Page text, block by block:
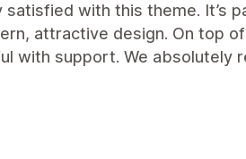
satisfied with this theme. It’s
attractive design. On top
with support. We absolutely